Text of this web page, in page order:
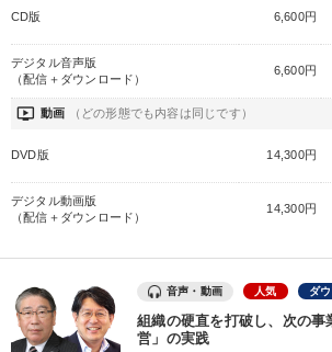
CD版 6,600円
デジタル音声版
（配信＋ダウンロード）
6,600円
ondemand_video 動画 （どの形態でも内容は同じです）
DVD版 14,300円
デジタル動画版
（配信＋ダウンロード）
14,300円
音声・動画 人気 ダ
組織の硬直を打破し、次の事
営」の実践